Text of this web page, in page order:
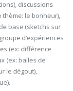
discussions
le bonheur),
base (sketchs sur
d’expériences
(ex: différence
(ex: balles de
le dégout),